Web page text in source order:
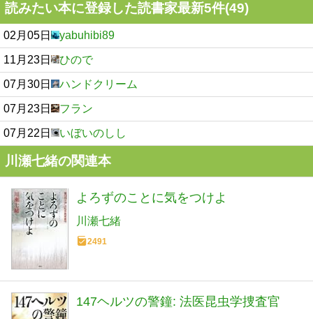
読みたい本に登録した読書家最新5件(49)
02月05日 yabuhibi89
11月23日 ひので
07月30日 ハンドクリーム
07月23日 フラン
07月22日 いぼいのしし
川瀬七緒の関連本
よろずのことに気をつけよ
川瀬七緒
2491
147ヘルツの警鐘: 法医昆虫学捜査官